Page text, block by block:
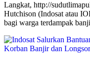
Langkat, http://
Hutchison (Indosat atau
bagi warga terdampak